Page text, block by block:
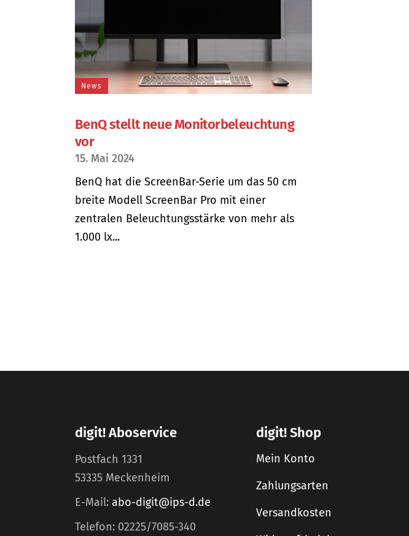
News
BenQ stellt neue Monitorbeleuchtung
vor
15. Mai 2024
BenQ hat die ScreenBar-Serie um das 50 cm
breite Modell ScreenBar Pro mit einer
zentralen Beleuchtungsstärke von mehr als
1.000 lx...
digit! Aboservice
Postfach 1331
53335 Meckenheim
E-Mail: abo-digit@ips-d.de
Telefon: 02225/7085-340
digit! Shop
Mein Konto
Zahlungsarten
Versandkosten